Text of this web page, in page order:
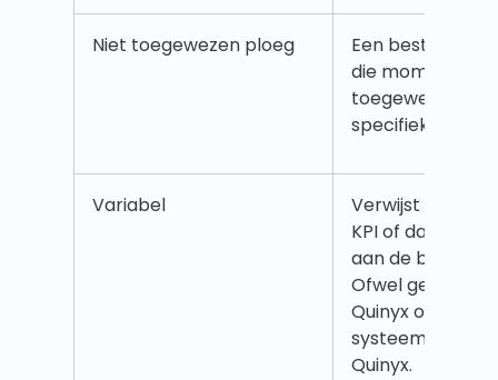
Niet toegewezen ploeg
Een bestaande
die momenteel
toegewezen
specifieke
Variabel
Verwijst naar
KPI of datapunt
aan de
Ofwel
Quinyx of door
systeem en
Quinyx.